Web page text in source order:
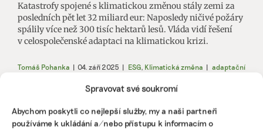
Spravovat své soukromí
Abychom poskytli co nejlepší služby, my a naši partneři
používáme k ukládání a/nebo přístupu k informacím o
Katastrofy spojené s klimatickou změnou stály zemi za
posledních pět let 32 miliard eur: Naposledy ničivé požáry
spálily více než 300 tisíc hektarů lesů. Vláda vidí řešení
v celospolečenské adaptaci na klimatickou krizi.
Tomáš Pohanka | 04. září 2025 | ESG, Klimatická změna | adaptační